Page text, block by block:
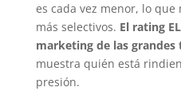
es cada vez menor, lo
más selectivos. El rating
marketing de las grandes
muestra quién está
presión.